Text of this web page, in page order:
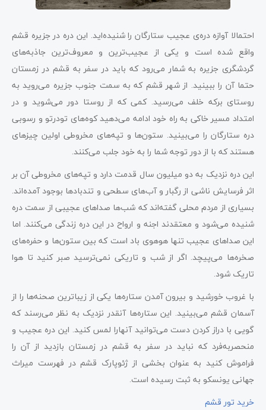
احتمالا آوازه‌ دره‌ی عجیب ستارگان را شنیده‌اید. این دره در جزیره قشم
واقع شده است و یکی از عجیب‌ترین و معروف‌ترین جاذبه‌های
گردشگری جزیره به شمار می‌رود که باید در سفر به قشم در زمستان
حتما آن را ببینید. از شهر قشم که به سمت جنوب جزیره می‌روید به
روستای برکه خلف می‌رسید. کمی که از روستا دور می‌شوید و در
امتداد مسیر خاکی به راه خود ادامه می‌دهید کوه‌های تودرتو و رسوبی
دره ستارگان را می‌بینید. ستون‌ها و تپه‌های مخروطی اولین چیزهای
هستند که با از دور توجه شما را به خود جلب می‌کنند.
این دره نزدیک به دو میلیون سال قدمت دارد و تپه‌های مخروطی آن بر
اثر فرسایش ناشی از رگبار و آب‌های سطحی و تندبادها بوجود آمده‌اند.
بسیاری از مردم محلی گفته‌اند که شب‌ها صداهای عجیبی از سمت دره
شنیده می‌شود و معتقدند اجنه و ارواح در این دره زندگی می‌کنند. اما
این صداهای عجیب تنها هوهوی باد است که بین ستون‌ها و حفره‌های
صخره‌ها می‌پیچد. اگر از شب و تاریکی نمی‌ترسید صبر کنید تا هوا
تاریک شود.
با غروب خورشید و بیرون آمدن ستاره‌ها یکی از زیباترین صحنه‌ها را از
آسمان قشم می‌بینید. این ستاره‌ها آنقدر نزدیک به نظر می‌رسند که
گویی با دراز کردن دست می‌توانید آنهارا لمس کنید. این دره عجیب و
منحصربه‌فرد که نباید در سفر به قشم در زمستان بازدید از آن را
فراموش کنید به عنوان بخشی از ژئوپارک قشم در فهرست میراث
جهانی یونسکو به ثبت رسیده است.
خرید تور قشم